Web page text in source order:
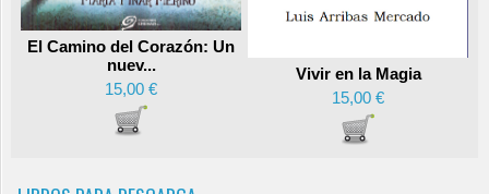
El Camino del Corazón: Un
nuev...
15,00 €
Vivir en la Magia
15,00 €